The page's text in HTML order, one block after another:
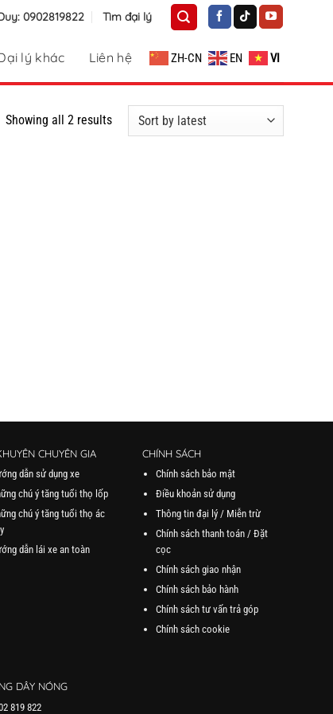
0902819822 Tìm đại lý
lý khác Liên hệ ZH-CN EN VI
Showing all 2 results
CHUYÊN GIA
dẫn sử dụng xe
chú ý tăng tuổi thọ lốp
chú ý tăng tuổi thọ ác
dẫn lái xe an toàn
CHÍNH SÁCH
Chính sách bảo mật
Điều khoản sử dụng
Thông tin đại lý / Miễn trừ
Chính sách thanh toán / Đặt
cọc
Chính sách giao nhận
Chính sách bảo hành
Chính sách tư vấn trả góp
Chính sách cookie
DÂY NÓNG
819 822